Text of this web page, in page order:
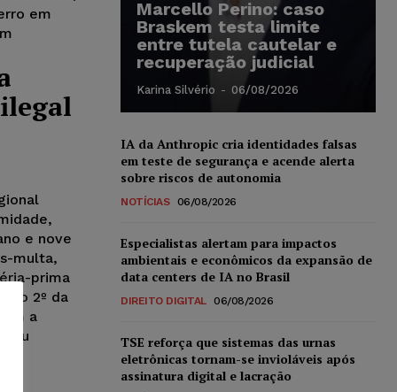
em
e nove
multa,
prima
2º da
a
ou
Marcello Perino: caso
Braskem testa limite
entre tutela cautelar e
recuperação judicial
Karina Silvério - 06/08/2026
IA da Anthropic cria identidades falsas
em teste de segurança e acende alerta
sobre riscos de autonomia
NOTÍCIAS 06/08/2026
Especialistas alertam para impactos
ambientais e econômicos da expansão de
data centers de IA no Brasil
DIREITO DIGITAL 06/08/2026
TSE reforça que sistemas das urnas
eletrônicas tornam-se invioláveis após
assinatura digital e lacração